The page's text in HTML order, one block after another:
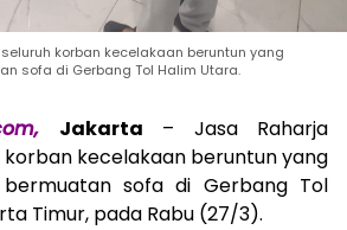
korban kecelakaan beruntun yang
sofa di Gerbang Tol Halim Utara.
Jakarta – Jasa Raharja
korban kecelakaan beruntun yang
sofa di Gerbang Tol
Timur, pada Rabu (27/3).